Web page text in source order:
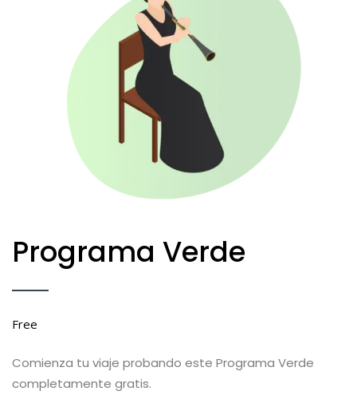
Programa Verde
Free
Comienza tu viaje probando este Programa Verde
completamente gratis.